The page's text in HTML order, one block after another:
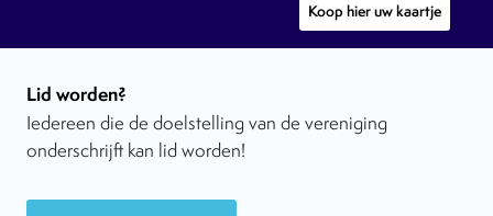
Koop hier uw kaartje
Lid worden?
Iedereen die de doelstelling van de vereniging
onderschrijft kan lid worden!